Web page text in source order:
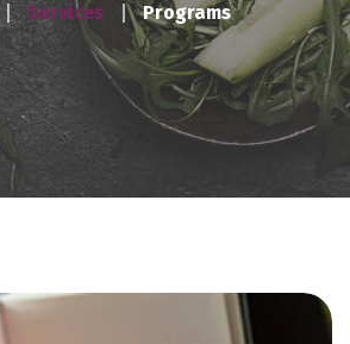
Services Programs